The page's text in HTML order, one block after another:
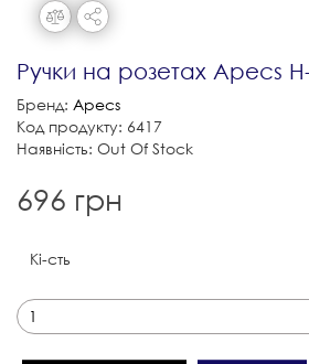
Ручки на розетах Apecs H-
Бренд: Apecs
Код продукту: 6417
Наявність: Out Of Stock
696 грн
Кі-сть